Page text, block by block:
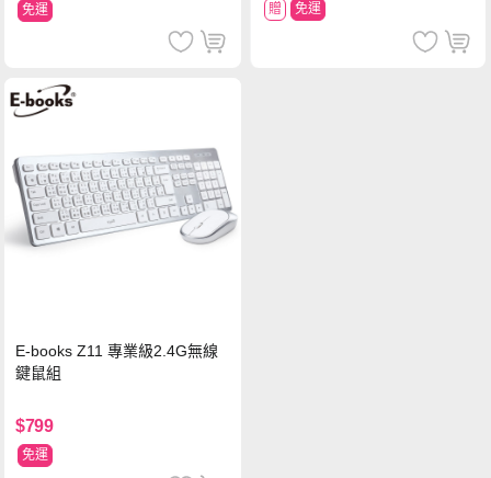
免運 贈 免運
E-books Z11 專業級2.4G無線
鍵鼠組
$799
免運